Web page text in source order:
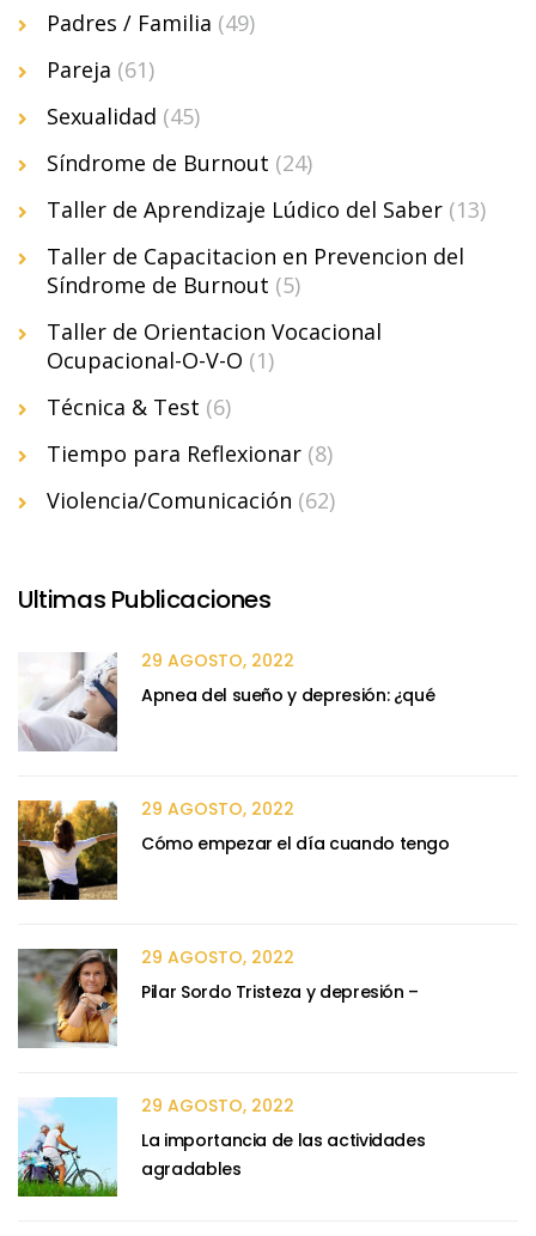
Padres / Familia (49)
Pareja (61)
Sexualidad (45)
Síndrome de Burnout (24)
Taller de Aprendizaje Lúdico del Saber (13)
Taller de Capacitacion en Prevencion del
Síndrome de Burnout (5)
Taller de Orientacion Vocacional
Ocupacional-O-V-O (1)
Técnica & Test (6)
Tiempo para Reflexionar (8)
Violencia/Comunicación (62)
Ultimas Publicaciones
29 AGOSTO, 2022
Apnea del sueño y depresión: ¿qué
29 AGOSTO, 2022
Cómo empezar el día cuando tengo
29 AGOSTO, 2022
Pilar Sordo Tristeza y depresión –
29 AGOSTO, 2022
La importancia de las actividades
agradables